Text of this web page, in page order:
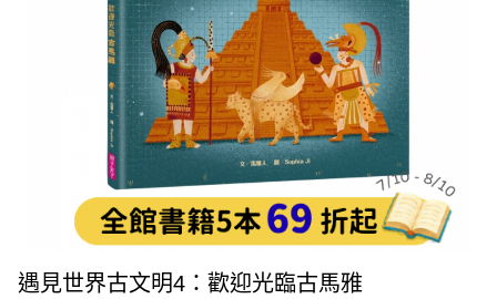
遇見世界古文明4：歡迎光臨古馬雅